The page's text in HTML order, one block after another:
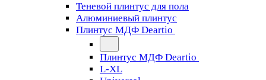
Теневой плинтус для пола
Алюминиевый плинтус
Плинтус МДФ Deartio
Плинтус МДФ Deartio
L-XL